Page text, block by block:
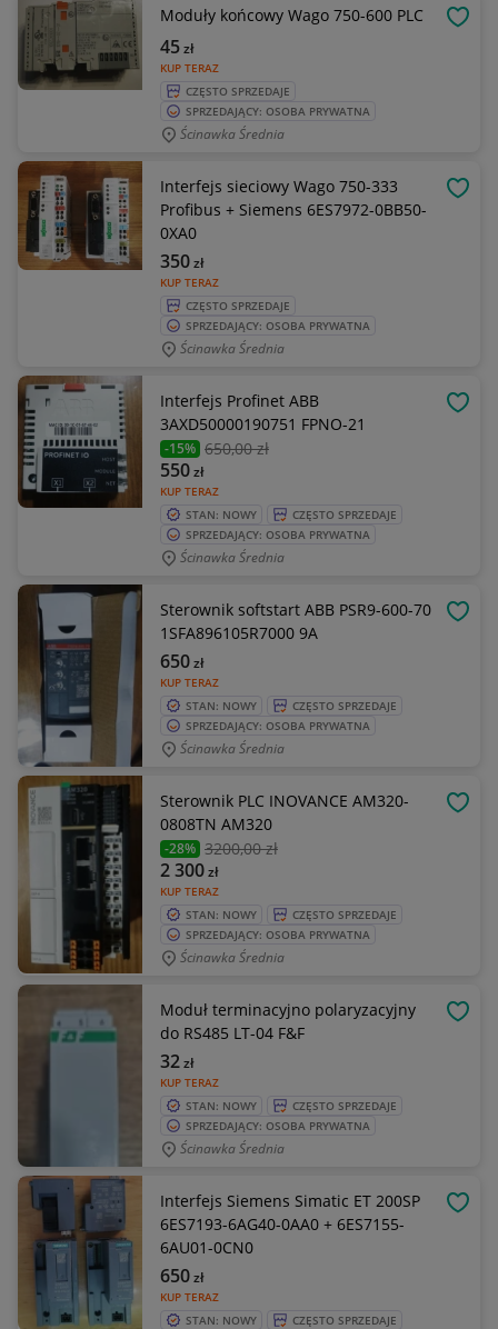
Moduły końcowy Wago 750-600 PLC
KUP TERAZ
45zł
CZĘSTO SPRZEDAJE
SPRZEDAJĄCY: OSOBA PRYWATNA
Ścinawka Średnia
Interfejs sieciowy Wago 750-333
Profibus + Siemens 6ES7972-0BB50-
0XA0
KUP TERAZ
350zł
CZĘSTO SPRZEDAJE
SPRZEDAJĄCY: OSOBA PRYWATNA
Ścinawka Średnia
Interfejs Profinet ABB
3AXD50000190751 FPNO-21
-15% 650,00 zł
KUP TERAZ
550zł
STAN: NOWY
CZĘSTO SPRZEDAJE
SPRZEDAJĄCY: OSOBA PRYWATNA
Ścinawka Średnia
Sterownik softstart ABB PSR9-600-70
1SFA896105R7000 9A
KUP TERAZ
650zł
STAN: NOWY
CZĘSTO SPRZEDAJE
SPRZEDAJĄCY: OSOBA PRYWATNA
Ścinawka Średnia
Sterownik PLC INOVANCE AM320-
0808TN AM320
-28% 3200,00 zł
KUP TERAZ
2 300zł
STAN: NOWY
CZĘSTO SPRZEDAJE
SPRZEDAJĄCY: OSOBA PRYWATNA
Ścinawka Średnia
Moduł terminacyjno polaryzacyjny
do RS485 LT-04 F&F
KUP TERAZ
32zł
STAN: NOWY
CZĘSTO SPRZEDAJE
SPRZEDAJĄCY: OSOBA PRYWATNA
Ścinawka Średnia
Interfejs Siemens Simatic ET 200SP
6ES7193-6AG40-0AA0 + 6ES7155-
6AU01-0CN0
KUP TERAZ
650zł
STAN: NOWY
CZĘSTO SPRZEDAJE